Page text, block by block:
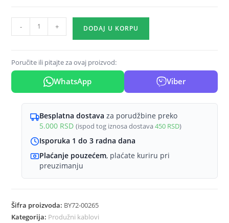
Produzni
kabl
WAY
EU
količina
- + DODAJ U KORPU
Poručite ili pitajte za ovaj proizvod:
WhatsApp Viber
Besplatna dostava za porudžbine preko
5.000 RSD (ispod tog iznosa dostava450 RSD)
Isporuka 1 do 3 radna dana
Plaćanje pouzećem, plaćate kuriru pri
preuzimanju
Šifra proizvoda: BY72-00265
Kategorija: Produžni kablovi